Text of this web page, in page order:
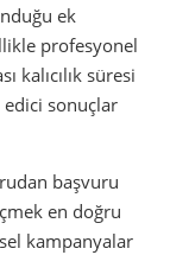
ek
profesyonel
kalıcılık süresi
edici sonuçlar
başvuru
en doğru
kampanyalar